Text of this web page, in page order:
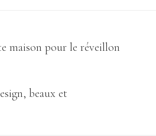
maison pour le réveillon
beaux et